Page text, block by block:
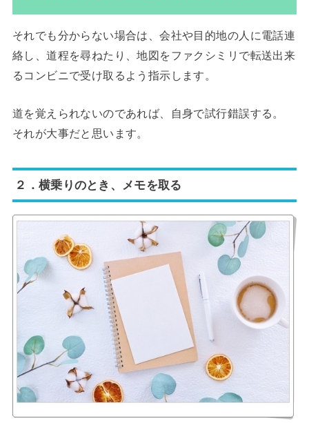
それでも分からない場合は、会社や目的地の人に電話連
絡し、道程を尋ねたり、地図をファクシミリで転送出来
るコンビニで受け取るよう指示します。
道を覚えられないのであれば、自身で試行錯誤する。
それが大事だと思います。
２．横乗りのとき、メモを取る